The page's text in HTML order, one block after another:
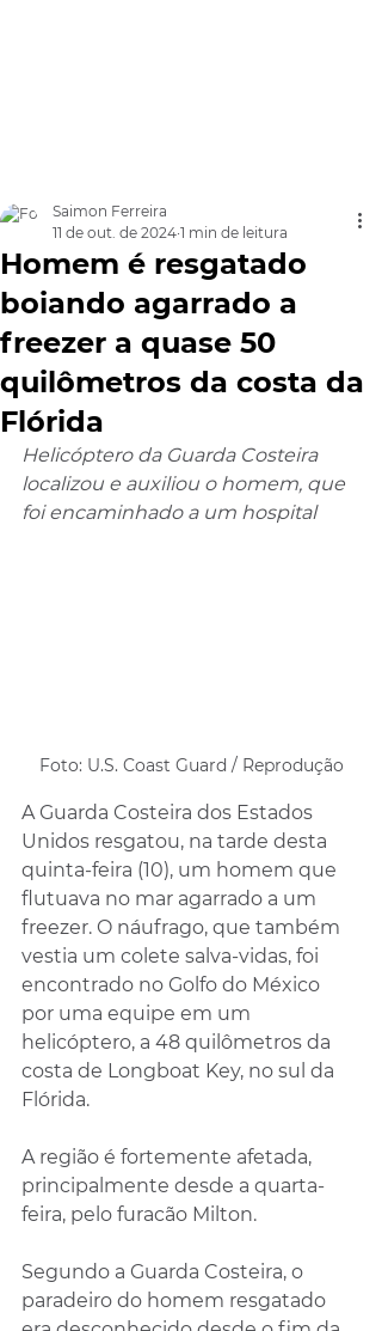
Homem é resgatado
boiando agarrado a
freezer a quase 50
quilômetros da costa da
Flórida
Saimon Ferreira
11 de out. de 2024 1 min de leitura
Helicóptero da Guarda Costeira
localizou e auxiliou o homem, que
foi encaminhado a um hospital
Foto: U.S. Coast Guard / Reprodução
A Guarda Costeira dos Estados
Unidos resgatou, na tarde desta
quinta-feira (10), um homem que
flutuava no mar agarrado a um
freezer. O náufrago, que também
vestia um colete salva-vidas, foi
encontrado no Golfo do México
por uma equipe em um
helicóptero, a 48 quilômetros da
costa de Longboat Key, no sul da
Flórida.
A região é fortemente afetada,
principalmente desde a quarta-
feira, pelo furacão Milton.
Segundo a Guarda Costeira, o
paradeiro do homem resgatado